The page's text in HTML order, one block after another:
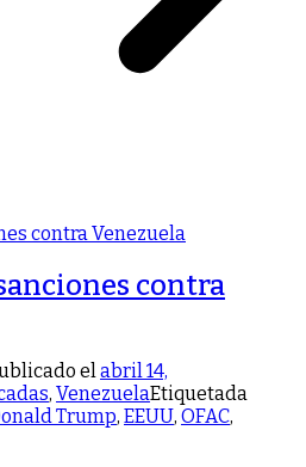
contra
el abril 14,
, VenezuelaEtiquetada
Trump, EEUU, OFAC,